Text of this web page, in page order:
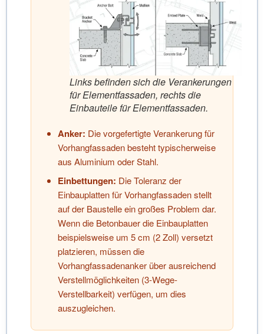
Links befinden sich die Verankerungen
für Elementfassaden, rechts die
Einbauteile für Elementfassaden.
Anker: Die vorgefertigte Verankerung für
Vorhangfassaden besteht typischerweise
aus Aluminium oder Stahl.
Einbettungen: Die Toleranz der
Einbauplatten für Vorhangfassaden stellt
auf der Baustelle ein großes Problem dar.
Wenn die Betonbauer die Einbauplatten
beispielsweise um 5 cm (2 Zoll) versetzt
platzieren, müssen die
Vorhangfassadenanker über ausreichend
Verstellmöglichkeiten (3-Wege-
Verstellbarkeit) verfügen, um dies
auszugleichen.